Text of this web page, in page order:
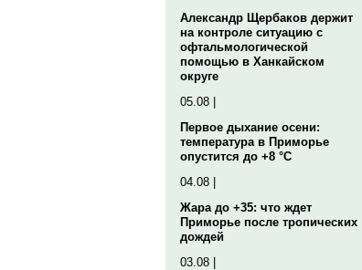
Александр Щербаков держит
на контроле ситуацию с
офтальмологической
помощью в Ханкайском
округе
05.08 |
Первое дыхание осени:
температура в Приморье
опустится до +8 °C
04.08 |
Жара до +35: что ждет
Приморье после тропических
дождей
03.08 |